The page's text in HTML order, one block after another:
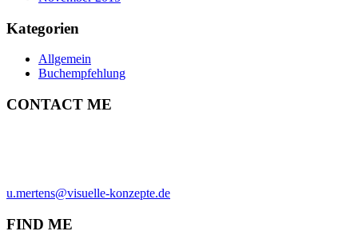
Kategorien
Allgemein
Buchempfehlung
CONTACT ME
u.mertens@visuelle-konzepte.de
FIND ME